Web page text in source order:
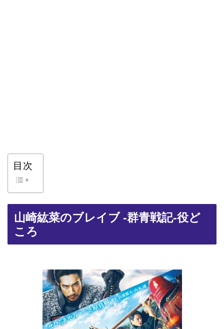
目次
山崎紘菜のブレイブ -群青戦記-役ど
ころ